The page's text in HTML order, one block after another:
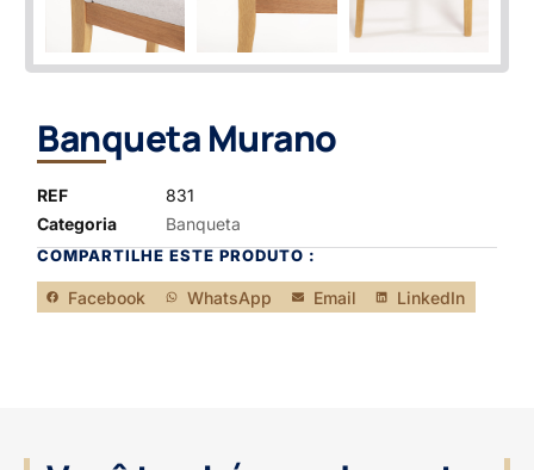
Banqueta Murano
REF
831
Categoria
Banqueta
COMPARTILHE ESTE PRODUTO :
Facebook WhatsApp Email LinkedIn